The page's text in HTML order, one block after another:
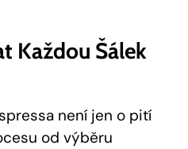
Každou Šálek
není jen o pití
od výběru